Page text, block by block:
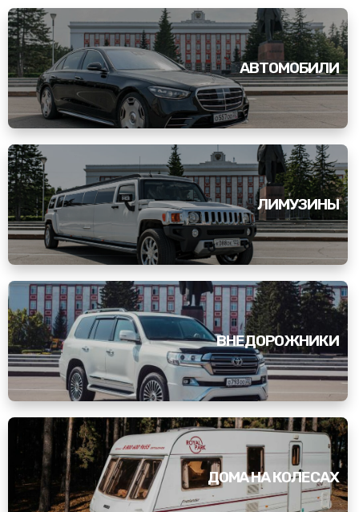
АВТОМОБИЛИ
ЛИМУЗИНЫ
ВНЕДОРОЖНИКИ
ДОМА НА КОЛЕСАХ